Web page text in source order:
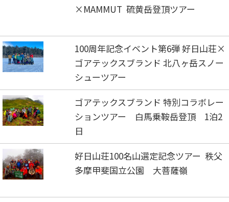
×MAMMUT 硫黄岳登頂ツアー
100周年記念イベント第6弾 好日山荘×
ゴアテックスブランド 北八ヶ岳スノー
シューツアー
ゴアテックスブランド 特別コラボレー
ションツアー 白馬乗鞍岳登頂 1泊2
日
好日山荘100名山選定記念ツアー 秩父
多摩甲斐国立公園 大菩薩嶺